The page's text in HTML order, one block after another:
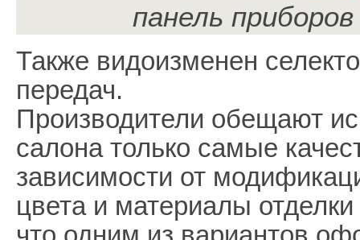
панель
Также видоизменен
передач.
Производители обещают
салона только самые
зависимости от
цвета и материалы